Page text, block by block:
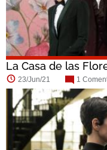
La Casa de las
23/Jun/21 1